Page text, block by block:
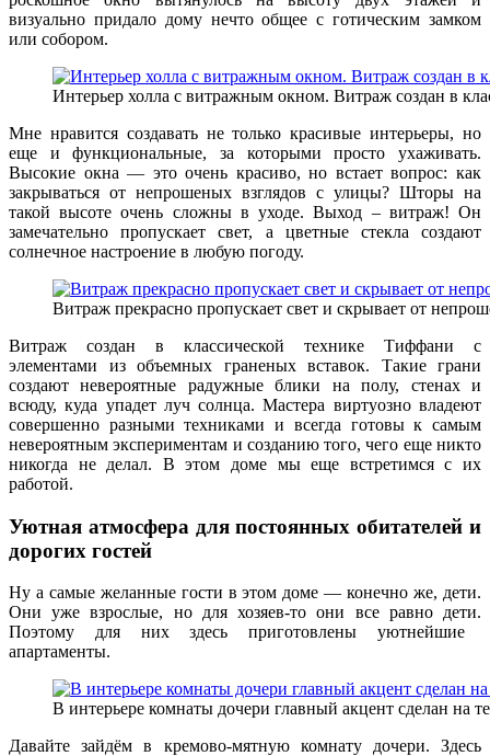
визуально придало дому нечто общее с готическим замком
или собором.
Интерьер холла с витражным окном. Витраж создан в
Мне нравится создавать не только красивые интерьеры, но
еще и функциональные, за которыми просто ухаживать.
Высокие окна — это очень красиво, но встает вопрос: как
закрываться от непрошеных взглядов с улицы? Шторы на
такой высоте очень сложны в уходе. Выход – витраж! Он
замечательно пропускает свет, а цветные стекла создают
солнечное настроение в любую погоду.
Витраж прекрасно пропускает свет и скрывает от
Витраж создан в классической технике Тиффани с
элементами из объемных граненых вставок. Такие грани
создают невероятные радужные блики на полу, стенах и
всюду, куда упадет луч солнца. Мастера виртуозно владеют
совершенно разными техниками и всегда готовы к самым
невероятным экспериментам и созданию того, чего еще никто
никогда не делал. В этом доме мы еще встретимся с их
работой.
Уютная атмосфера для постоянных обитателей и
дорогих гостей
Ну а самые желанные гости в этом доме — конечно же, дети.
Они уже взрослые, но для хозяев-то они все равно дети.
Поэтому для них здесь приготовлены уютнейшие
апартаменты.
В интерьере комнаты дочери главный акцент сделан на
Давайте зайдём в кремово-мятнуюкомнату дочери. Здесь